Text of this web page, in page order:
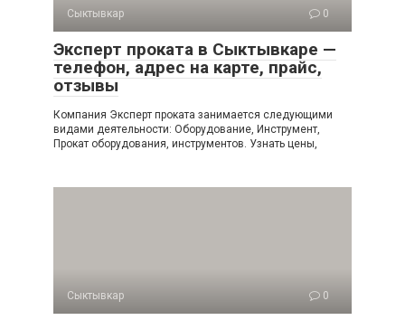
Сыктывкар 0
Эксперт проката в Сыктывкаре —
телефон, адрес на карте, прайс,
отзывы
Компания Эксперт проката занимается следующими
видами деятельности: Оборудование, Инструмент,
Прокат оборудования, инструментов. Узнать цены,
Сыктывкар 0